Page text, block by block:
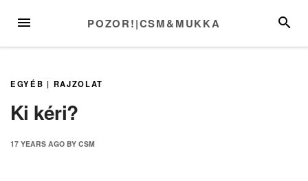
MENU POZOR!|CSM&MUKKA
EGYÉB | RAJZOLAT
Ki kéri?
17 YEARS AGO BY CSM